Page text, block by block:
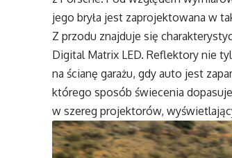
jego bryła jest zaprojektowana w
Z przodu znajduje się
Digital Matrix LED. Reflektory nie
na ścianę garażu, gdy auto jest
którego sposób świecenia
w szereg projektorów,